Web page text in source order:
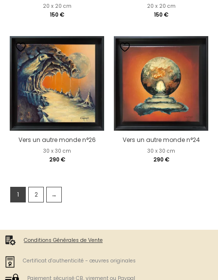
20 x 20 cm
150 €
20 x 20 cm
150 €
Vers un autre monde n°26
30 x 30 cm
290 €
Vers un autre monde n°24
30 x 30 cm
290 €
1 2 →
Conditions Générales de Vente
Certificat d'authenticité - œuvres originales
Paiement sécurisé CB, virement ou Paypal